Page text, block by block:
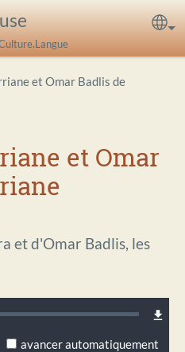
et Omar Badlis de
et Omar
et d'Omar Badlis, les
:
avancer automatiquement